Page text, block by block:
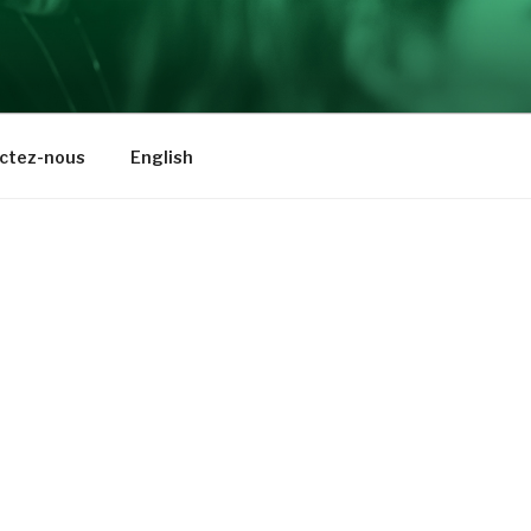
nous English